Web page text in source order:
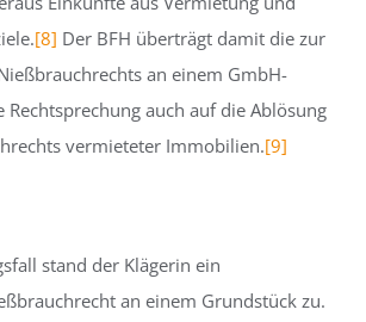
[8] Der BFH überträgt damit die zur
an einem GmbH-
Rechtsprechung auch auf die Ablösung
vermieteter Immobilien.[9]
stand der Klägerin ein
an einem Grundstück zu.